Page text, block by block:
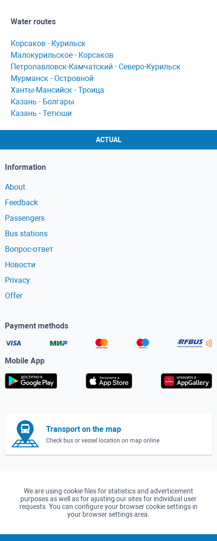
Water routes
Корсaков - Курильск
Мaлокурильское - Корсaков
Петропaвловск-Кaмчaтский - Северо-Курильск
Мурманск - Островной
Ханты-Мансийск - Троица
Казань - Болгары
Казань - Тетюши
ACTUAL
Information
About
Feedback
Passengers
Bus stations
Вопрос-ответ
Новости
Privacy
Offer
Payment methods
Mobile App
Transport on the map
Check bus or vessel location on map online
We are using cookie files for statistics and adverticement
purposes as well as for ajusting our sites for individual user
requests. You can configure your browser cookie settings in
your browser settings area.